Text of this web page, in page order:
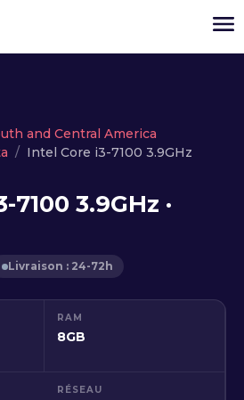
Cloud serveur
VPS
Serveurs dédiés
API
Actualité
and Central America
Intel Core i3-7100 3.9GHz
3.9GHz ·
Livraison : 24-72h
RAM
8GB
RÉSEAU